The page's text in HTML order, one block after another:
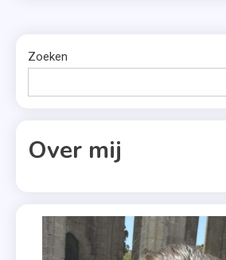
Zoeken
Over mij